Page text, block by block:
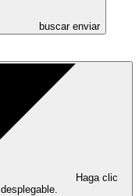
buscar enviar
Haga clic